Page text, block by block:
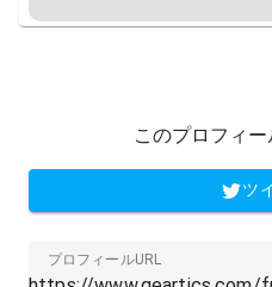
このプロフィ
ツ
プロフィールURL